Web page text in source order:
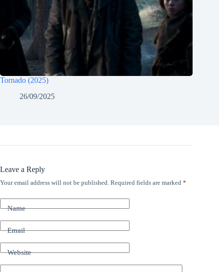
Tornado (2025)
26/09/2025
Leave a Reply
Your email address will not be published. Required fields are marked *
Name
Email
Website